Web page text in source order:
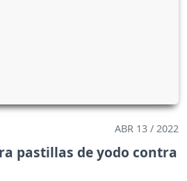
ABR 13 / 2022
pastillas de yodo contra